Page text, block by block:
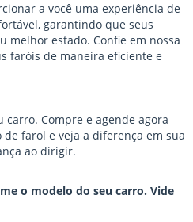
a você uma experiência de
garantindo que seus
melhor estado. Confie em nossa
faróis de maneira eficiente e
carro. Compre e agende agora
farol e veja a diferença em sua
ao dirigir.
o modelo do seu carro. Vide